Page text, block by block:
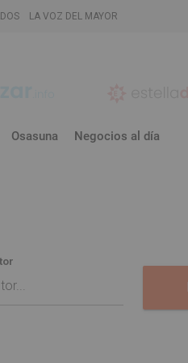
LA VOZ DEL MAYOR
Osasuna Negocios al día